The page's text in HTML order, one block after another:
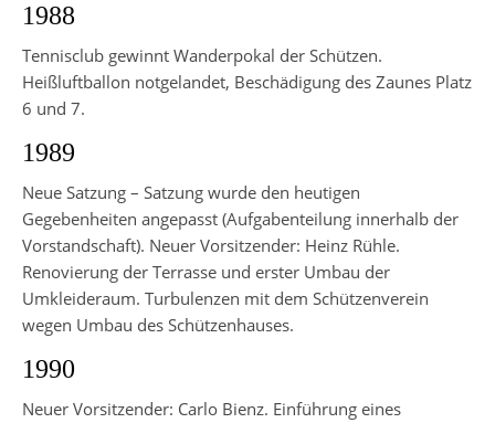
1988
Tennisclub gewinnt Wanderpokal der Schützen.
Heißluftballon notgelandet, Beschädigung des Zaunes Platz
6 und 7.
1989
Neue Satzung – Satzung wurde den heutigen
Gegebenheiten ange­passt (Aufgabenteilung innerhalb der
Vorstandschaft). Neuer Vorsit­zender: Heinz Rühle.
Renovierung der Terrasse und erster Umbau der
Umkleideraum. Turbulenzen mit dem Schützenverein
wegen Umbau des Schützenhauses.
1990
Neuer Vorsitzender: Carlo Bienz. Einführung eines